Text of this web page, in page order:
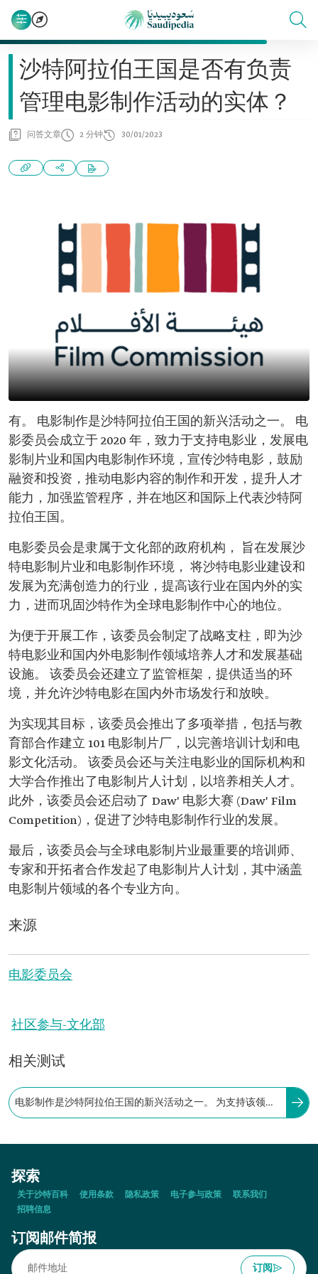
沙特阿拉伯王国是否有负责
管理电影制作活动的实体？
问答文章 2 分钟 30/01/2023
有。 电影制作是沙特阿拉伯王国的新兴活动之一。 电
影委员会成立于 2020 年，致力于支持电影业，发展电
影制片业和国内电影制作环境，宣传沙特电影，鼓励
融资和投资，推动电影内容的制作和开发，提升人才
能力，加强监管程序，并在地区和国际上代表沙特阿
拉伯王国。
电影委员会是隶属于文化部的政府机构， 旨在发展沙
特电影制片业和电影制作环境， 将沙特电影业建设和
发展为充满创造力的行业，提高该行业在国内外的实
力，进而巩固沙特作为全球电影制作中心的地位。
为便于开展工作，该委员会制定了战略支柱，即为沙
特电影业和国内外电影制作领域培养人才和发展基础
设施。 该委员会还建立了监管框架，提供适当的环
境，并允许沙特电影在国内外市场发行和放映。
为实现其目标，该委员会推出了多项举措，包括与教
育部合作建立 101 电影制片厂，以完善培训计划和电
影文化活动。 该委员会还与关注电影业的国际机构和
大学合作推出了电影制片人计划，以培养相关人才。
此外，该委员会还启动了 Daw' 电影大赛 (Daw' Film
Competition)，促进了沙特电影制作行业的发展。
最后，该委员会与全球电影制片业最重要的培训师、
专家和开拓者合作发起了电影制片人计划，其中涵盖
电影制片领域的各个专业方向。
来源
电影委员会
社区参与-文化部
相关测试
电影制作是沙特阿拉伯王国的新兴活动之一。 为支持该领域
探索
关于沙特百科 使用条款 隐私政策 电子参与政策
联系我们
招聘信息
订阅邮件简报
订阅